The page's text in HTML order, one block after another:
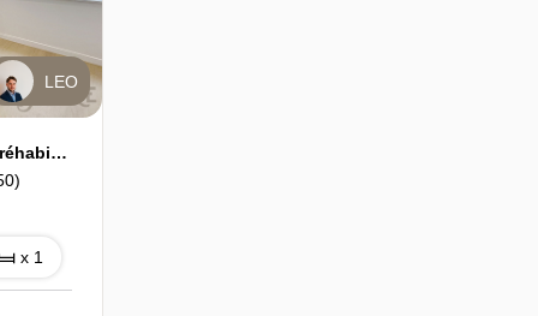
LEO
MONTIGNY-LÈS-METZ - T2 réhabilité de standing - Livré clé en main - Éligible Denormandie
x 1